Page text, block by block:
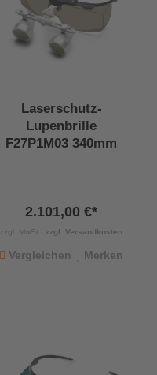
Laserschutz-
Lupenbrille
F27P1M03 340mm
2.101,00 €*
zzgl. MwSt., zzgl. Versandkosten
Vergleichen Merken